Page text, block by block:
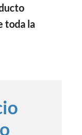
toda la